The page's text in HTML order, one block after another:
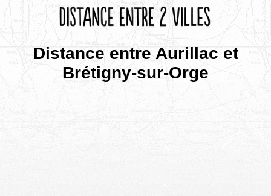
Distance entre Aurillac et
Brétigny-sur-Orge